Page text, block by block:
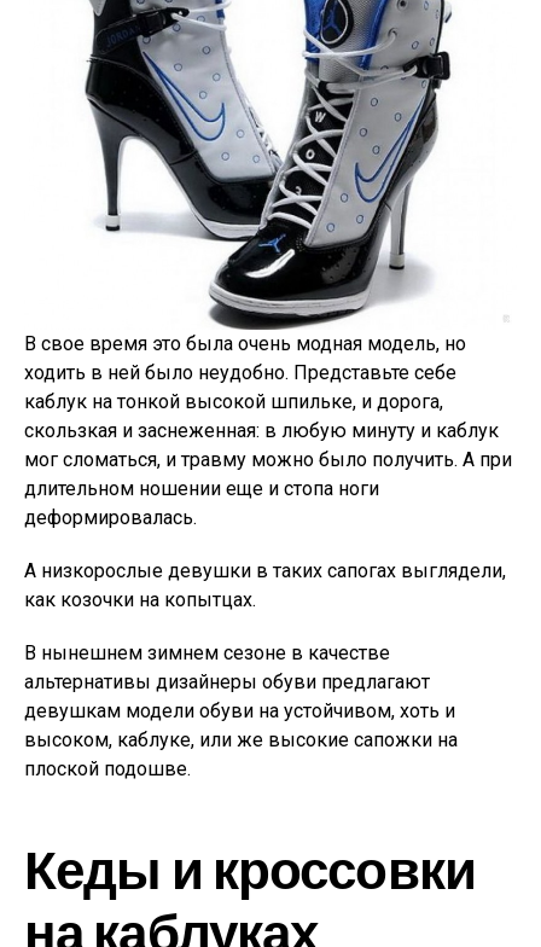
В свое время это была очень модная модель, но
ходить в ней было неудобно. Представьте себе
каблук на тонкой высокой шпильке, и дорога,
скользкая и заснеженная: в любую минуту и каблук
мог сломаться, и травму можно было получить. А при
длительном ношении еще и стопа ноги
деформировалась.
А низкорослые девушки в таких сапогах выглядели,
как козочки на копытцах.
В нынешнем зимнем сезоне в качестве
альтернативы дизайнеры обуви предлагают
девушкам модели обуви на устойчивом, хоть и
высоком, каблуке, или же высокие сапожки на
плоской подошве.
Кеды и кроссовки
на каблуках